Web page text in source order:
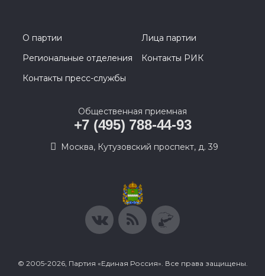
О партии
Лица партии
Региональные отделения
Контакты РИК
Контакты пресс-службы
Общественная приемная
+7 (495) 788-44-93
Москва, Кутузовский проспект, д. 39
© 2005-2026, Партия «Единая Россия». Все права защищены.